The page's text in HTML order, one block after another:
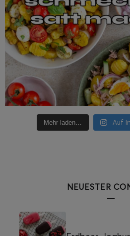
Mehr laden… Auf
NEUESTER